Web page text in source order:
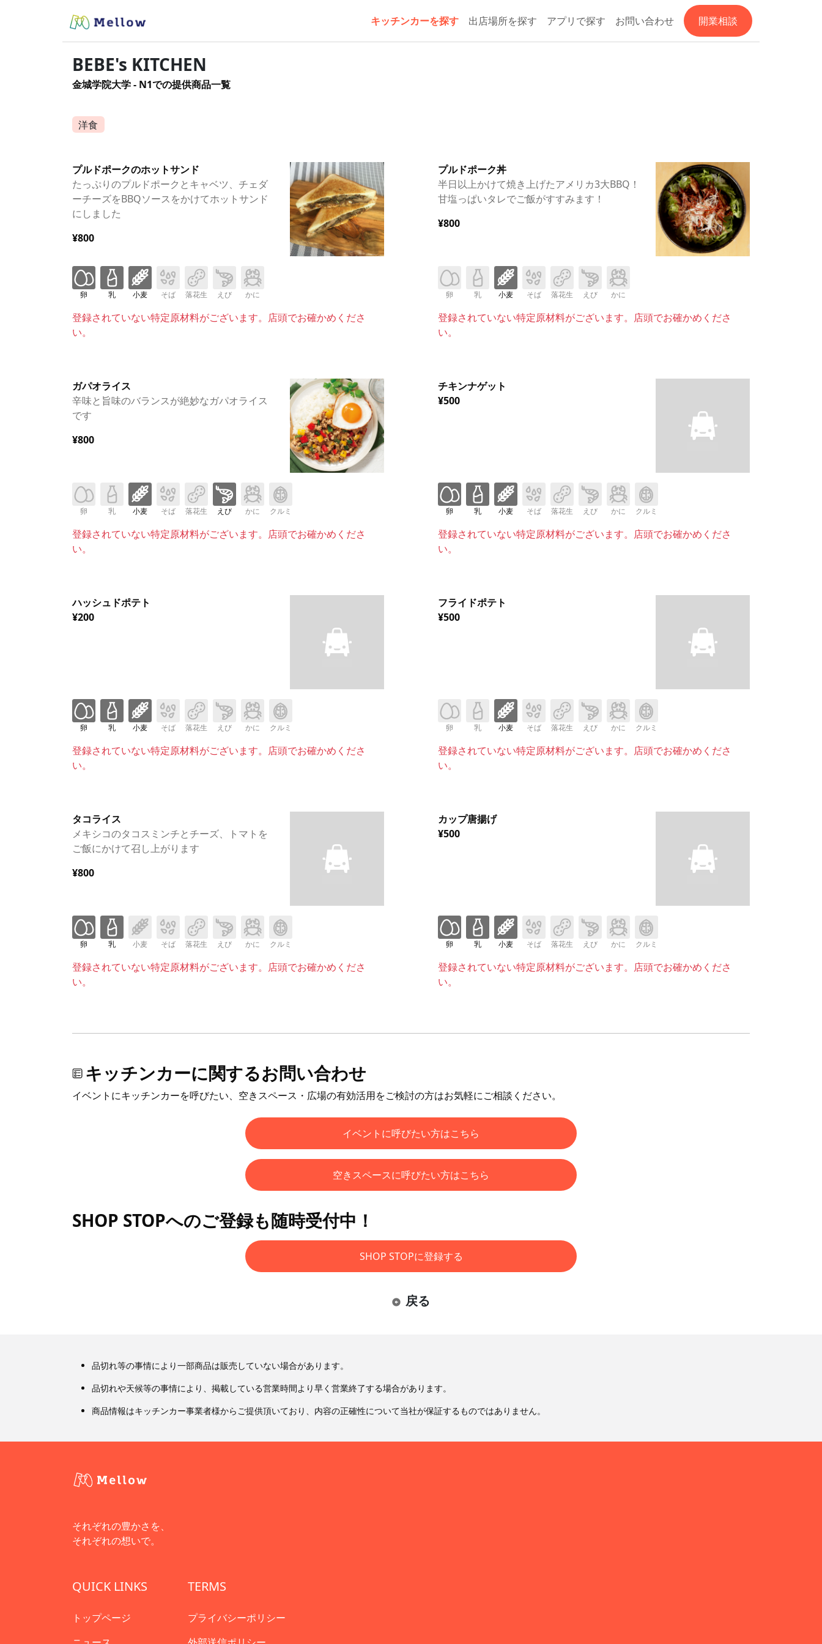
キッチンカーを探す 出店場所を探す アプリで探す お問い合わせ 開業相談
BEBE's KITCHEN
金城学院大学 - N1での提供商品一覧
洋食
プルドポークのホットサンド
たっぷりのプルドポークとキャベツ、チェダ
ーチーズをBBQソースをかけてホットサンド
にしました
¥800
卵 乳 小麦 そば 落花生 えび かに
登録されていない特定原材料がございます。店頭でお確かめくださ
い。
プルドポーク丼
半日以上かけて焼き上げたアメリカ3大BBQ！
甘塩っぱいタレでご飯がすすみます！
¥800
卵 乳 小麦 そば 落花生 えび かに
登録されていない特定原材料がございます。店頭でお確かめくださ
い。
ガパオライス
辛味と旨味のバランスが絶妙なガパオライス
です
¥800
卵 乳 小麦 そば 落花生 えび かに クルミ
登録されていない特定原材料がございます。店頭でお確かめくださ
い。
チキンナゲット
¥500
卵 乳 小麦 そば 落花生 えび かに クルミ
登録されていない特定原材料がございます。店頭でお確かめくださ
い。
ハッシュドポテト
¥200
卵 乳 小麦 そば 落花生 えび かに クルミ
登録されていない特定原材料がございます。店頭でお確かめくださ
い。
フライドポテト
¥500
卵 乳 小麦 そば 落花生 えび かに クルミ
登録されていない特定原材料がございます。店頭でお確かめくださ
い。
タコライス
メキシコのタコスミンチとチーズ、トマトを
ご飯にかけて召し上がります
¥800
卵 乳 小麦 そば 落花生 えび かに クルミ
登録されていない特定原材料がございます。店頭でお確かめくださ
い。
カップ唐揚げ
¥500
卵 乳 小麦 そば 落花生 えび かに クルミ
登録されていない特定原材料がございます。店頭でお確かめくださ
い。
キッチンカーに関するお問い合わせ
イベントにキッチンカーを呼びたい、空きスペース・広場の有効活用をご検討の方はお気軽にご相談ください。
イベントに呼びたい方はこちら
空きスペースに呼びたい方はこちら
SHOP STOPへのご登録も随時受付中！
SHOP STOPに登録する
戻る
品切れ等の事情により一部商品は販売していない場合があります。
品切れや天候等の事情により、掲載している営業時間より早く営業終了する場合があります。
商品情報はキッチンカー事業者様からご提供頂いており、内容の正確性について当社が保証するものではありません。
それぞれの豊かさを、
それぞれの想いで。
QUICK LINKS
トップページ
TERMS
プライバシーポリシー